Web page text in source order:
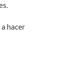
hacer